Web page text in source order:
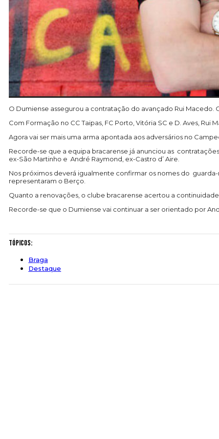
O Dumiense assegurou a contratação do avançado Rui Macedo.
Com Formação no CC Taipas, FC Porto, Vitória SC e D. Aves,
Agora vai ser mais uma arma apontada aos adversários no
Recorde-se que a equipa bracarense já anunciou as
ex-São Martinho e André Raymond, ex-Castro d’ Aire.
Nos próximos deverá igualmente confirmar os nomes do
representaram o Berço.
Quanto a renovações, o clube bracarense acertou a
Recorde-se que o Dumiense vai continuar a ser orientado por
Tópicos:
Braga
Destaque